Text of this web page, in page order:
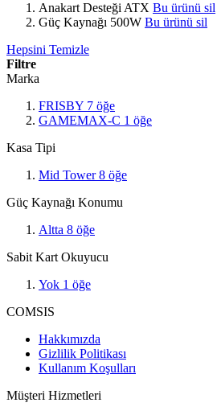
Anakart Desteği ATX Bu ürünü sil
Güç Kaynağı 500W Bu ürünü sil
Hepsini Temizle
Filtre
Marka
FRISBY 7 öğe
GAMEMAX-C 1 öğe
Kasa Tipi
Mid Tower8 öğe
Güç Kaynağı Konumu
Altta 8 öğe
Sabit Kart Okuyucu
Yok 1 öğe
COMSIS
Hakkımızda
Gizlilik Politikası
Kullanım Koşulları
Müşteri Hizmetleri